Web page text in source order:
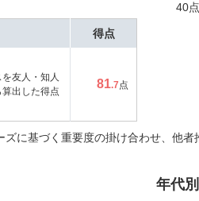
40点
得点
友人・知人
出した得点
81.7点
に基づく重要度の掛け合わせ、他者
年代